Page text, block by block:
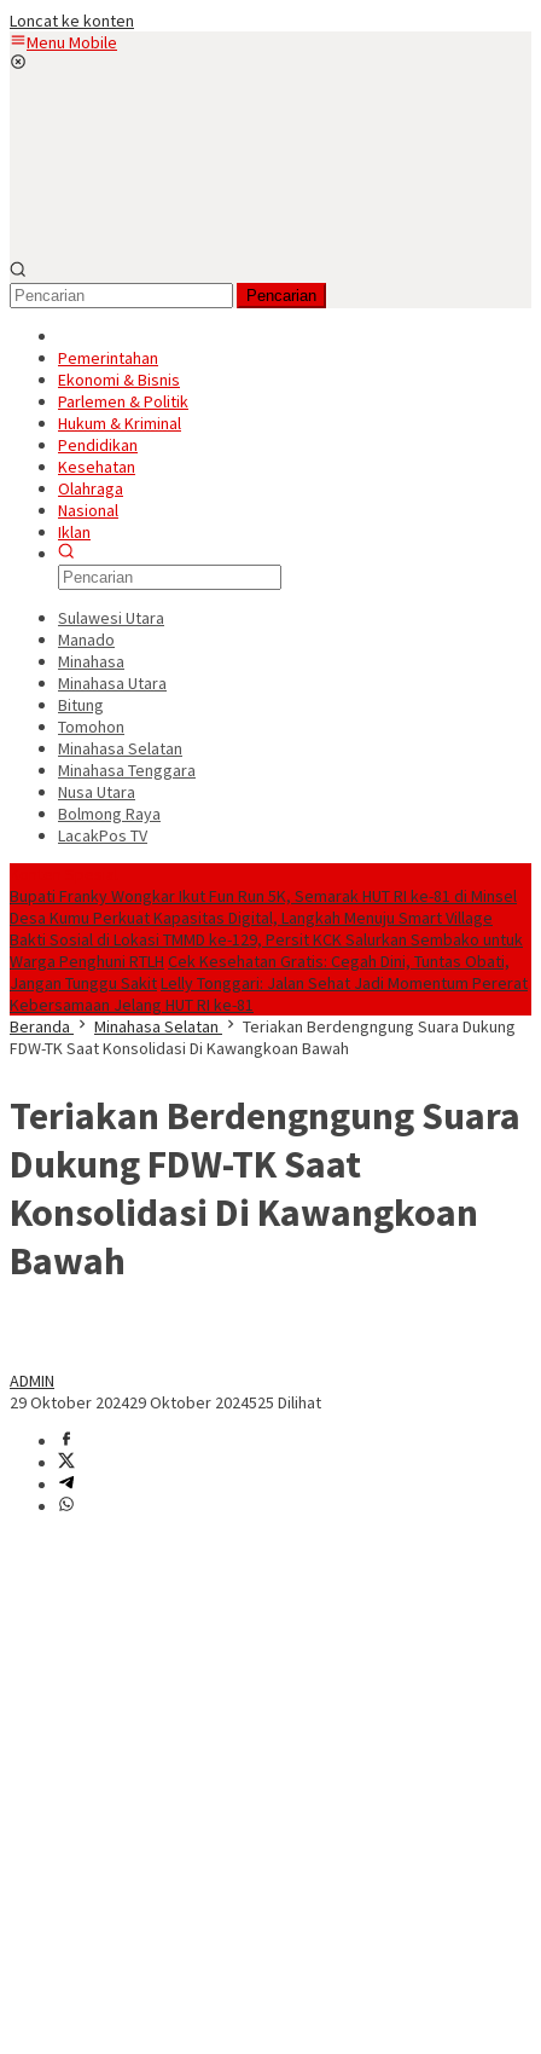
Loncat ke konten
Menu Mobile
Pencarian
Pemerintahan
Ekonomi & Bisnis
Parlemen & Politik
Hukum & Kriminal
Pendidikan
Kesehatan
Olahraga
Nasional
Iklan
Sulawesi Utara
Manado
Minahasa
Minahasa Utara
Bitung
Tomohon
Minahasa Selatan
Minahasa Tenggara
Nusa Utara
Bolmong Raya
LacakPos TV
Bupati Franky Wongkar Ikut Fun Run 5K, Semarak HUT RI ke-81 di Minsel
Desa Kumu Perkuat Kapasitas Digital, Langkah Menuju Smart Village
Bakti Sosial di Lokasi TMMD ke-129, Persit KCK Salurkan Sembako untuk
Warga Penghuni RTLH Cek Kesehatan Gratis: Cegah Dini, Tuntas Obati,
Jangan Tunggu SakitLelly Tonggari: Jalan Sehat Jadi Momentum Pererat
Kebersamaan Jelang HUT RI ke-81
Beranda
Minahasa Selatan
Teriakan Berdengngung Suara Dukung
FDW-TK Saat Konsolidasi Di Kawangkoan Bawah
Teriakan Berdengngung Suara
Dukung FDW-TK Saat
Konsolidasi Di Kawangkoan
Bawah
ADMIN
29 Oktober 202429 Oktober 2024525 Dilihat